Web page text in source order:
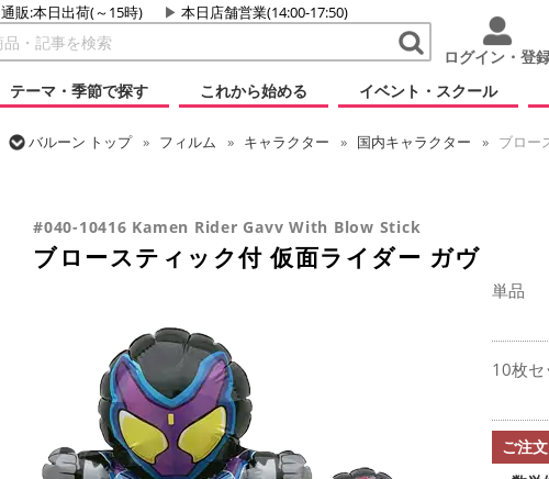
通販:本日出荷(～15時) 本日店舗営業(14:00-17:50)
ログイン・登
テーマ・季節で探す
これから始める イベント・スクール
バルーン トップ フィルム キャラクター 国内キャラクター
ブロー
#040-10416 Kamen Rider Gavv With Blow Stick
ブロースティック付 仮面ライダー ガヴ
単品
10枚セ
ご注文